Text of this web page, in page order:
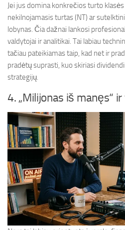
Jei jus domina konkrečios turto
nekilnojamasis turtas (NT) ar
lobynas. Čia dažnai lankosi
valdytojai ir analitikai. Tai labiau
tačiau pateikiamas taip, kad net ir
pradėtų suprasti, kuo skiriasi
strategijų.
4. „Milijonas iš manęs“